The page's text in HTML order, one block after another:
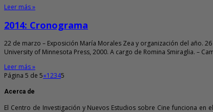
Leer más »
2014: Cronograma
22 de marzo – Exposición María Morales Zea y organización del año.
University of Minnesota Press, 2000. A cargo de Romina Smiraglia. –
Leer más »
Página 5 de 5«12345
Acerca de
El Centro de Investigación y Nuevos Estudios sobre Cine funciona